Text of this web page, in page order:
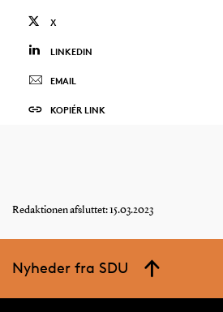
X
LINKEDIN
EMAIL
KOPIÉR LINK
Redaktionen afsluttet: 15.03.2023
Nyheder fra SDU